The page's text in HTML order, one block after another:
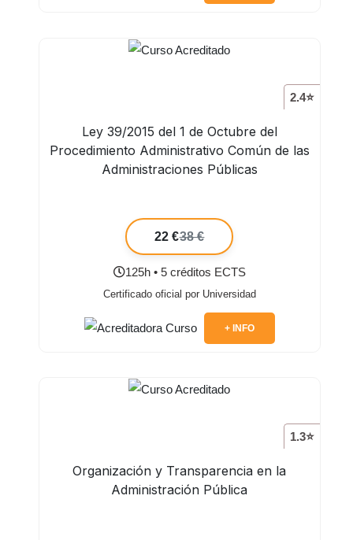
2.4⭐
Ley 39/2015 del 1 de Octubre del
Procedimiento Administrativo Común de las
Administraciones Públicas
22 €38 €
125h • 5 créditos ECTS
Certificado oficial por Universidad
+ INFO
1.3⭐
Organización y Transparencia en la
Administración Pública